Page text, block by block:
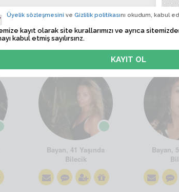
Bayan, 41 Yaşında
Bilecik
Bayan,
Üyelik sözleşmesini ve Gizlilik politikasını okudum, kabul
kayıt olarak site kurallarımızı ve ayrıca
kabul etmiş sayılırsınz.